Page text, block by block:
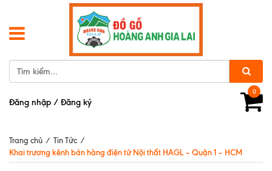
0
Đăng nhập / Đăng ký
Trang chủ / Tin Tức /
Khai trương kênh bán hàng điện tử Nội thất HAGL – Quận 1 – HCM